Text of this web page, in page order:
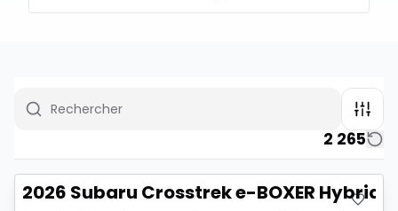
2 265
2026 Subaru Crosstrek e-BOXER